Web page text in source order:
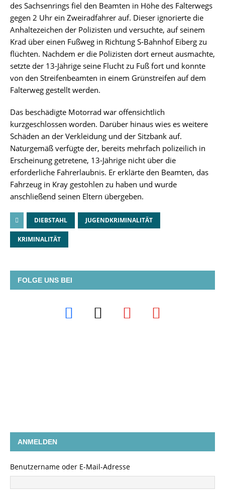
des Sachsenrings fiel den Beamten in Höhe des Falterwegs
gegen 2 Uhr ein Zweiradfahrer auf. Dieser ignorierte die
Anhaltezeichen der Polizisten und versuchte, auf seinem
Krad über einen Fußweg in Richtung S-Bahnhof Eiberg zu
flüchten. Nachdem er die Polizisten dort erneut ausmachte,
setzte der 13-Jährige seine Flucht zu Fuß fort und konnte
von den Streifenbeamten in einem Grünstreifen auf dem
Falterweg gestellt werden.
Das beschädigte Motorrad war offensichtlich
kurzgeschlossen worden. Darüber hinaus wies es weitere
Schäden an der Verkleidung und der Sitzbank auf.
Naturgemäß verfügte der, bereits mehrfach polizeilich in
Erscheinung getretene, 13-Jährige nicht über die
erforderliche Fahrerlaubnis. Er erklärte den Beamten, das
Fahrzeug in Kray gestohlen zu haben und wurde
anschließend seinen Eltern übergeben.
DIEBSTAHL JUGENDKRIMINALITÄT
KRIMINALITÄT
FOLGE UNS BEI
ANMELDEN
Benutzername oder E-Mail-Adresse